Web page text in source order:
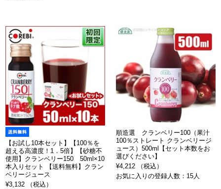
【お試し10本セット】【100％を
超える高濃度！1．5倍】【砂糖不
使用】クランベリー150 50ml×10
本入りセット 【送料無料】クラン
ベリージュース
¥3,132 （税込）
順造選 クランベリー100（果汁
100％ストレート クランベリージ
ュース）500ml【セット本数をお
選びください】
¥4,212 （税込）
お気に入りの登録人数：15人